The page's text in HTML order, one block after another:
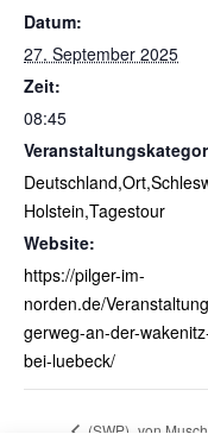
Datum:
27. September 2025
Zeit:
08:45
Holstein,Tagestour
Website:
https://pilger-im-
norden.de/
gerweg-an-der-
bei-luebeck/
(SWP) „von